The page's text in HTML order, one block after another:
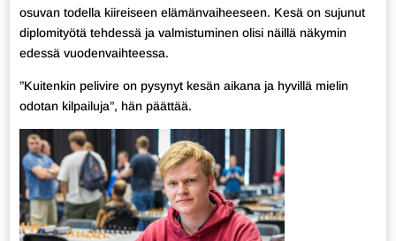
osuvan todella kiireiseen elämänvaiheeseen. Kesä on sujunut
diplomityötä tehdessä ja valmistuminen olisi näillä näkymin
edessä vuodenvaihteessa.
”Kuitenkin pelivire on pysynyt kesän aikana ja hyvillä mielin
odotan kilpailuja”, hän päättää.